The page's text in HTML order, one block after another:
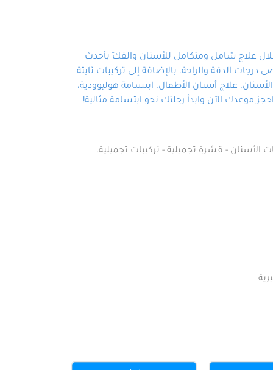
علاج شامل ومتكامل للأسنان والفكّ بأحدث
الدقة والراحة، بالإضافة إلى تركيبات ثابتة
علاج أسنان الأطفال، ابتسامة هوليوودية،
موعدك الآن وابدأ رحلتك نحو ابتسامة مثالية!
الأسنان - قشرة تجميلية - تركيبات تجميلية.